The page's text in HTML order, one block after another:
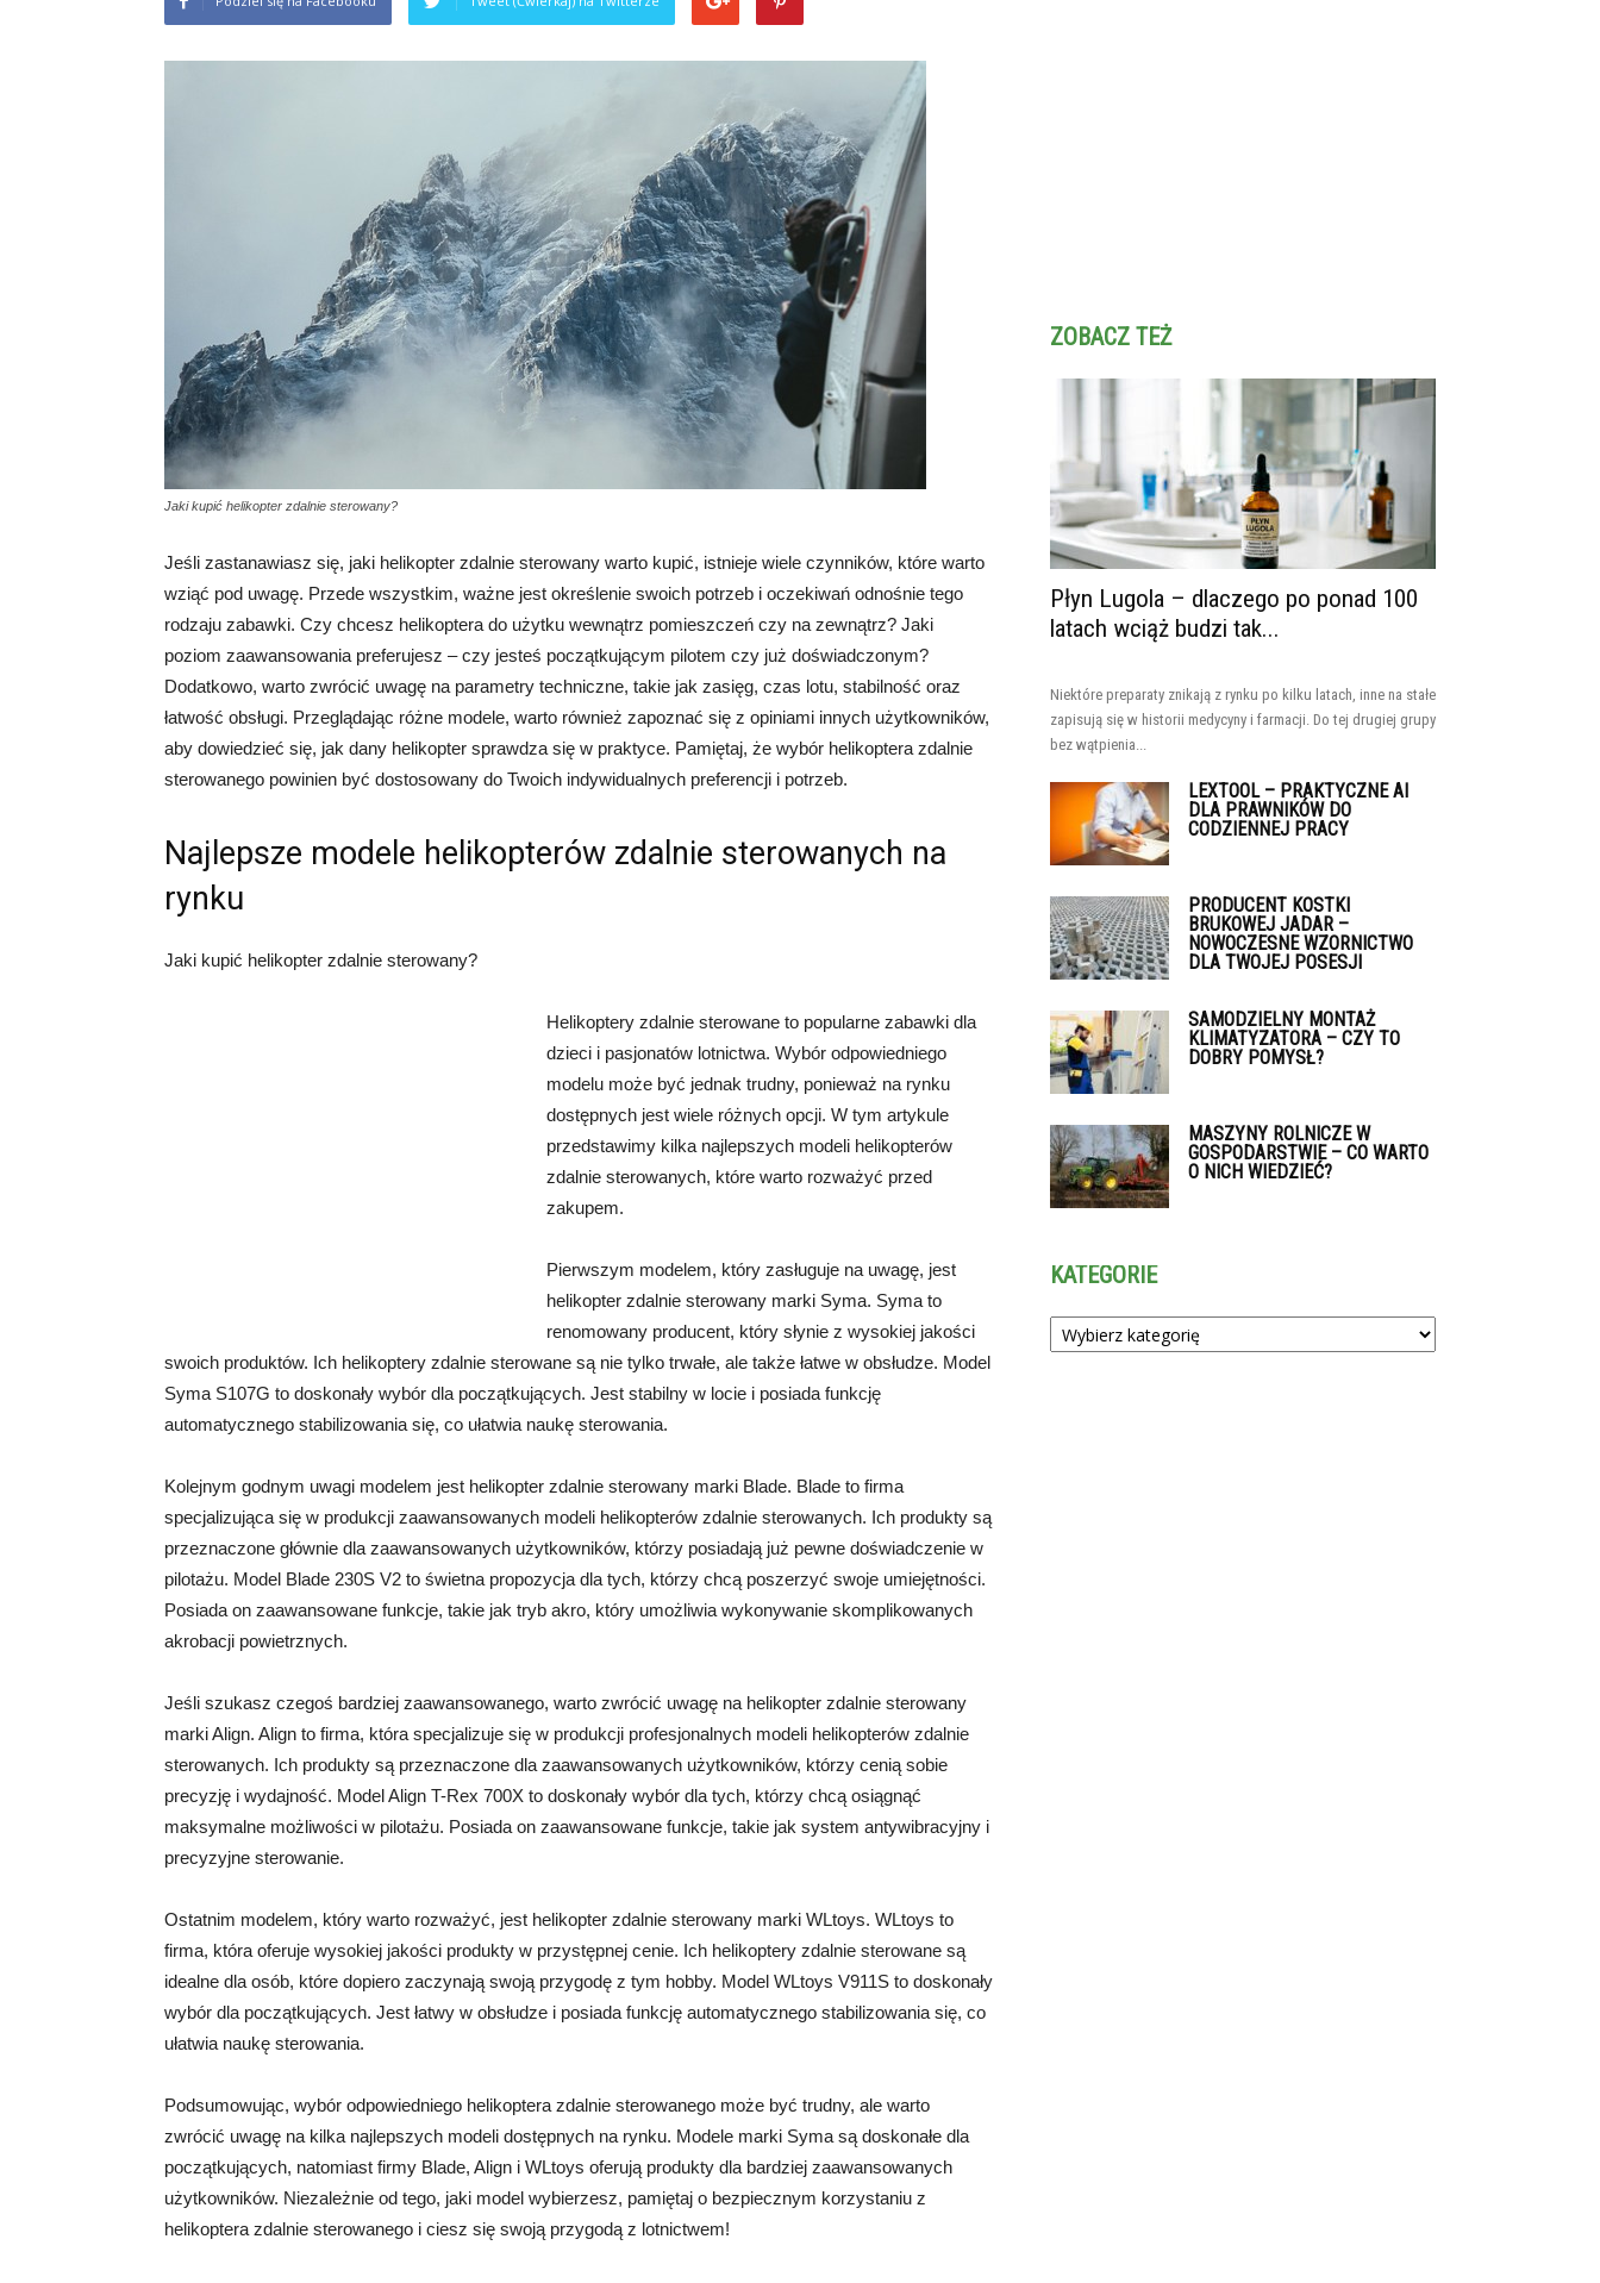
Jaki kupić helikopter zdalnie sterowany?
Jeśli zastanawiasz się, jaki helikopter zdalnie sterowany warto kupić, istnieje wiele czynników, które warto
wziąć pod uwagę. Przede wszystkim, ważne jest określenie swoich potrzeb i oczekiwań odnośnie tego
rodzaju zabawki. Czy chcesz helikoptera do użytku wewnątrz pomieszczeń czy na zewnątrz? Jaki
poziom zaawansowania preferujesz – czy jesteś początkującym pilotem czy już doświadczonym?
Dodatkowo, warto zwrócić uwagę na parametry techniczne, takie jak zasięg, czas lotu, stabilność oraz
łatwość obsługi. Przeglądając różne modele, warto również zapoznać się z opiniami innych użytkowników,
aby dowiedzieć się, jak dany helikopter sprawdza się w praktyce. Pamiętaj, że wybór helikoptera zdalnie
sterowanego powinien być dostosowany do Twoich indywidualnych preferencji i potrzeb.
Najlepsze modele helikopterów zdalnie sterowanych na
rynku
Jaki kupić helikopter zdalnie sterowany?
Helikoptery zdalnie sterowane to popularne zabawki dla
dzieci i pasjonatów lotnictwa. Wybór odpowiedniego
modelu może być jednak trudny, ponieważ na rynku
dostępnych jest wiele różnych opcji. W tym artykule
przedstawimy kilka najlepszych modeli helikopterów
zdalnie sterowanych, które warto rozważyć przed
zakupem.
Pierwszym modelem, który zasługuje na uwagę, jest
helikopter zdalnie sterowany marki Syma. Syma to
renomowany producent, który słynie z wysokiej jakości
swoich produktów. Ich helikoptery zdalnie sterowane są nie tylko trwałe, ale także łatwe w obsłudze. Model
Syma S107G to doskonały wybór dla początkujących. Jest stabilny w locie i posiada funkcję
automatycznego stabilizowania się, co ułatwia naukę sterowania.
Kolejnym godnym uwagi modelem jest helikopter zdalnie sterowany marki Blade. Blade to firma
specjalizująca się w produkcji zaawansowanych modeli helikopterów zdalnie sterowanych. Ich produkty są
przeznaczone głównie dla zaawansowanych użytkowników, którzy posiadają już pewne doświadczenie w
pilotażu. Model Blade 230S V2 to świetna propozycja dla tych, którzy chcą poszerzyć swoje umiejętności.
Posiada on zaawansowane funkcje, takie jak tryb akro, który umożliwia wykonywanie skomplikowanych
akrobacji powietrznych.
Jeśli szukasz czegoś bardziej zaawansowanego, warto zwrócić uwagę na helikopter zdalnie sterowany
marki Align. Align to firma, która specjalizuje się w produkcji profesjonalnych modeli helikopterów zdalnie
sterowanych. Ich produkty są przeznaczone dla zaawansowanych użytkowników, którzy cenią sobie
precyzję i wydajność. Model Align T-Rex 700X to doskonały wybór dla tych, którzy chcą osiągnąć
maksymalne możliwości w pilotażu. Posiada on zaawansowane funkcje, takie jak system antywibracyjny i
precyzyjne sterowanie.
Ostatnim modelem, który warto rozważyć, jest helikopter zdalnie sterowany marki WLtoys. WLtoys to
firma, która oferuje wysokiej jakości produkty w przystępnej cenie. Ich helikoptery zdalnie sterowane są
idealne dla osób, które dopiero zaczynają swoją przygodę z tym hobby. Model WLtoys V911S to doskonały
wybór dla początkujących. Jest łatwy w obsłudze i posiada funkcję automatycznego stabilizowania się, co
ułatwia naukę sterowania.
Podsumowując, wybór odpowiedniego helikoptera zdalnie sterowanego może być trudny, ale warto
zwrócić uwagę na kilka najlepszych modeli dostępnych na rynku. Modele marki Syma są doskonałe dla
początkujących, natomiast firmy Blade, Align i WLtoys oferują produkty dla bardziej zaawansowanych
użytkowników. Niezależnie od tego, jaki model wybierzesz, pamiętaj o bezpiecznym korzystaniu z
helikoptera zdalnie sterowanego i ciesz się swoją przygodą z lotnictwem!
ZOBACZ TEŻ
Płyn Lugola – dlaczego po ponad 100
latach wciąż budzi tak...
Niektóre preparaty znikają z rynku po kilku latach, inne na stałe
zapisują się w historii medycyny i farmacji. Do tej drugiej grupy
bez wątpienia...
LEXTOOL – PRAKTYCZNE AI
DLA PRAWNIKÓW DO
CODZIENNEJ PRACY
PRODUCENT KOSTKI
BRUKOWEJ JADAR –
NOWOCZESNE WZORNICTWO
DLA TWOJEJ POSESJI
SAMODZIELNY MONTAŻ
KLIMATYZATORA – CZY TO
DOBRY POMYSŁ?
MASZYNY ROLNICZE W
GOSPODARSTWIE – CO WARTO
O NICH WIEDZIEĆ?
KATEGORIE
Kategorie